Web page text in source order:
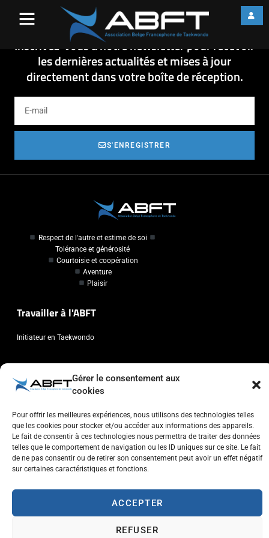
Gérer le consentement aux
cookies
Pour offrir les meilleures expériences, nous utilisons des technologies telles
que les cookies pour stocker et/ou accéder aux informations des appareils.
Le fait de consentir à ces technologies nous permettra de traiter des données
telles que le comportement de navigation ou les ID uniques sur ce site. Le fait
de ne pas consentir ou de retirer son consentement peut avoir un effet négatif
sur certaines caractéristiques et fonctions.
ACCEPTER
REFUSER
SeminaireHorizon_120624
Inscrivez-vous à notre newsletter pour recevoir
les dernières actualités et mises à jour
directement dans votre boîte de réception.
S'ENREGISTRER
Respect de l'autre et estime de soi
Tolérance et générosité
Courtoisie et coopération
Aventure
Plaisir
Travailler à l'ABFT
Initiateur en Taekwondo
Contact
Association Belge Francophone de Taekwondo
info@abft.be
+32 (0)2 347 34 77
Copyright © 2023 ABFT.BE – Tous droits réservés